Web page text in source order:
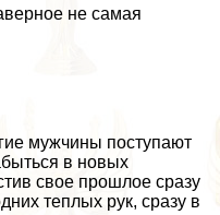
не самая
мужчины поступают
в новых
свое прошлое сразу
теплых рук, сразу в